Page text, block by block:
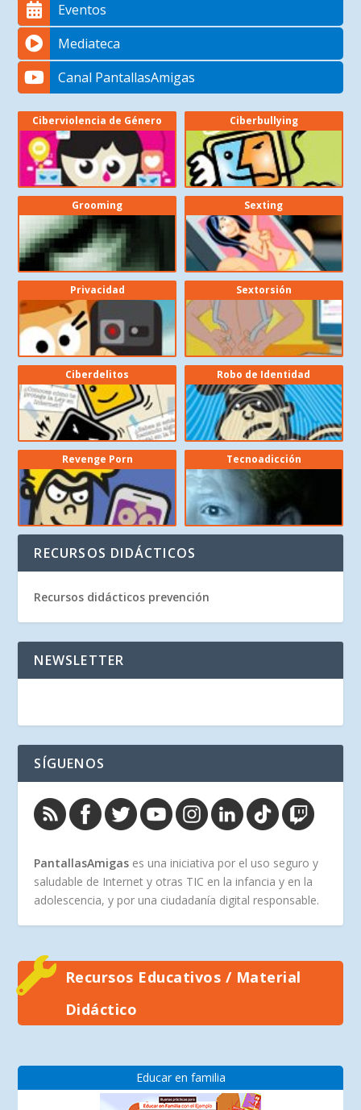
Eventos
Mediateca
Canal PantallasAmigas
Ciberviolencia de Género Ciberbullying
Grooming Sexting
Privacidad Sextorsión
Ciberdelitos Robo de Identidad
Revenge Porn Tecnoadicción
RECURSOS DIDÁCTICOS
Recursos didácticos prevención
NEWSLETTER
SÍGUENOS
PantallasAmigas es una iniciativa por el uso seguro y
saludable de Internet y otras TIC en la infancia y en la
adolescencia, y por una ciudadanía digital responsable.
Recursos Educativos / Material
Didáctico
Educar en familia